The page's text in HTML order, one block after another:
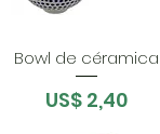
Bowl de céramica
Preço
US$ 2,40